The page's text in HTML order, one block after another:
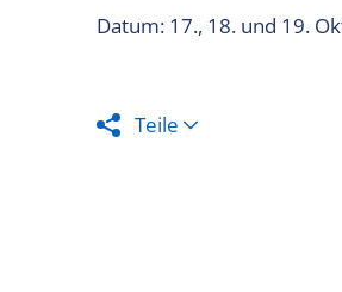
Datum: 17., 18. und 19.
Teile